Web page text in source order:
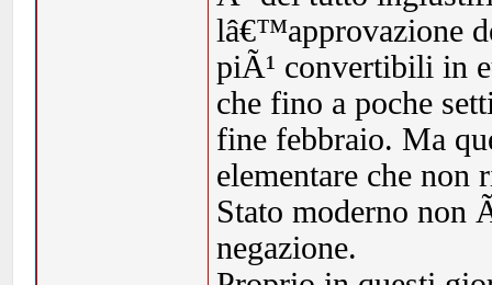
lâ€™approvazione
piÃ¹ convertibili in
che fino a poche
fine febbraio. Ma
elementare che non
Stato moderno non
negazione.